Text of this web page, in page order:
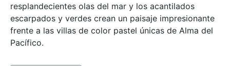
resplandecientes olas del mar y los acantilados
escarpados y verdes crean un paisaje impresionante
frente a las villas de color pastel únicas de Alma del
Pacífico.